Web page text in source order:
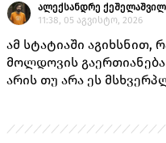
ალექსანდრე
11:38, 05 აგვისტო, 2026
ამ სტატიაში აგიხსნით,
მოლდოვის გაერთიანება
არის თუ არა ეს